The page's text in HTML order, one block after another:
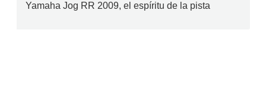
Yamaha Jog RR 2009, el espíritu de la pista